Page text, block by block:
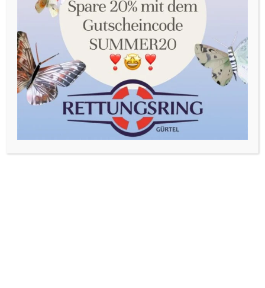
Auswahl jederzeit unter Einstellungen widerrufen oder
Einstellungen Akzeptieren